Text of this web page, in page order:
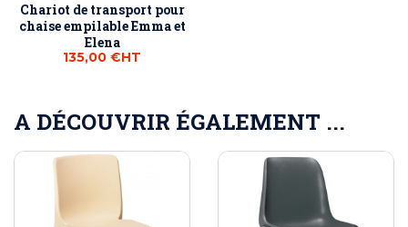
Chariot de transport pour
chaise empilable Emma et
Elena
135,00 €HT
A DÉCOUVRIR ÉGALEMENT ...